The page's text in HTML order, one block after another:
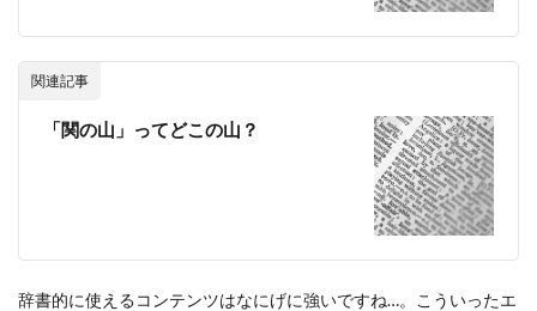
関連記事
「関の山」ってどこの山？
辞書的に使えるコンテンツはなにげに強いですね…。こういったエ